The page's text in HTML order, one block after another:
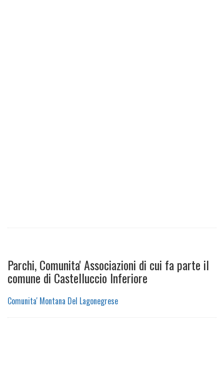
Parchi, Comunita' Associazioni di cui fa parte il
comune di Castelluccio Inferiore
Comunita' Montana Del Lagonegrese